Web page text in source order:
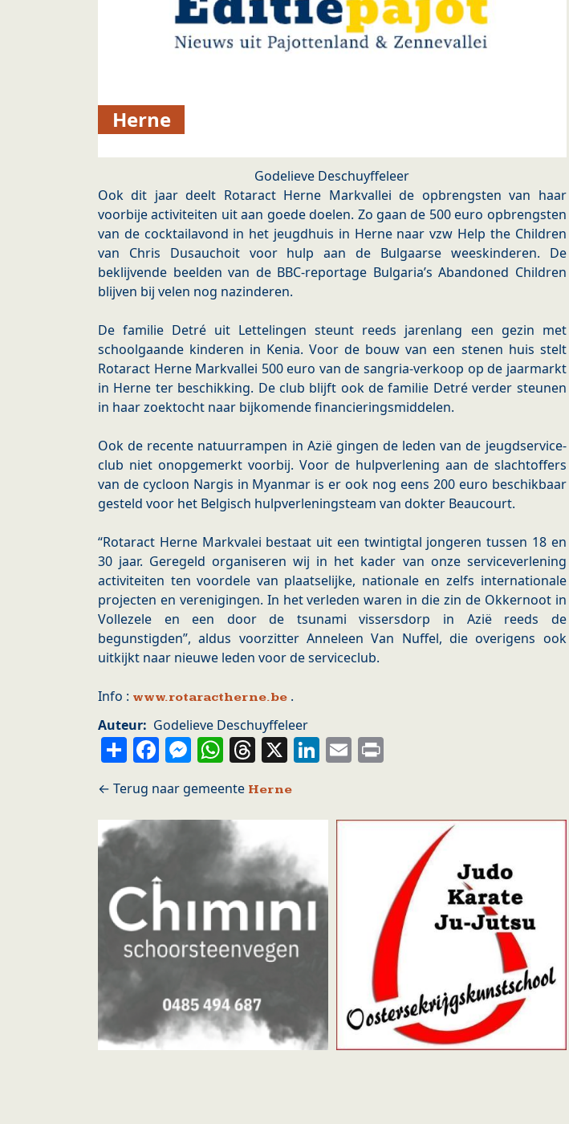
Herne
Godelieve Deschuyffeleer
Ook dit jaar deelt Rotaract Herne Markvallei de opbrengsten van haar
voorbije activiteiten uit aan goede doelen. Zo gaan de 500 euro opbrengsten
van de cocktailavond in het jeugdhuis in Herne naar vzw Help the Children
van Chris Dusauchoit voor hulp aan de Bulgaarse weeskinderen. De
beklijvende beelden van de BBC-reportage Bulgaria’s Abandoned Children
blijven bij velen nog nazinderen.
De familie Detré uit Lettelingen steunt reeds jarenlang een gezin met
schoolgaande kinderen in Kenia. Voor de bouw van een stenen huis stelt
Rotaract Herne Markvallei 500 euro van de sangria-verkoop op de jaarmarkt
in Herne ter beschikking. De club blijft ook de familie Detré verder steunen
in haar zoektocht naar bijkomende financieringsmiddelen.
Ook de recente natuurrampen in Azië gingen de leden van de jeugdservice-
club niet onopgemerkt voorbij. Voor de hulpverlening aan de slachtoffers
van de cycloon Nargis in Myanmar is er ook nog eens 200 euro beschikbaar
gesteld voor het Belgisch hulpverleningsteam van dokter Beaucourt.
“Rotaract Herne Markvalei bestaat uit een twintigtal jongeren tussen 18 en
30 jaar. Geregeld organiseren wij in het kader van onze serviceverlening
activiteiten ten voordele van plaatselijke, nationale en zelfs internationale
projecten en verenigingen. In het verleden waren in die zin de Okkernoot in
Vollezele en een door de tsunami vissersdorp in Azië reeds de
begunstigden”, aldus voorzitter Anneleen Van Nuffel, die overigens ook
uitkijkt naar nieuwe leden voor de serviceclub.
Info : www.rotaractherne.be .
Auteur
Godelieve Deschuyffeleer
ShareFacebook
Messenger
WhatsApp
Threads
X LinkedIn
Email
Herne